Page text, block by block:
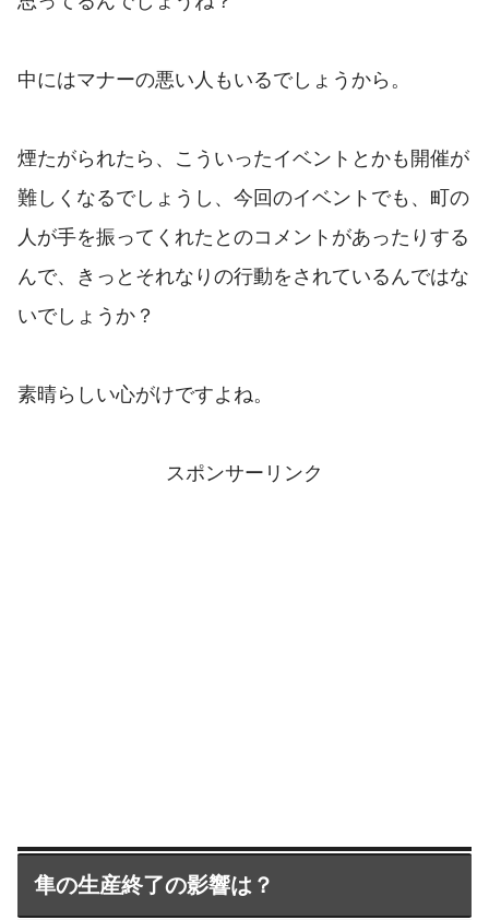
中にはマナーの悪い人もいるでしょうから。
煙たがられたら、こういったイベントとかも開催が
難しくなるでしょうし、今回のイベントでも、町の
人が手を振ってくれたとのコメントがあったりする
んで、きっとそれなりの行動をされているんではな
いでしょうか？
素晴らしい心がけですよね。
スポンサーリンク
隼の生産終了の影響は？